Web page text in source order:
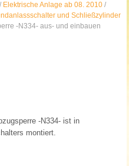
/ Elektrische Anlage ab 08. 2010 /
und Schließzylinder
-N334- aus- und einbauen
-N334- ist in
montiert.